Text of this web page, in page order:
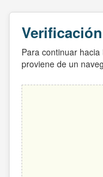
Para continuar
proviene de un